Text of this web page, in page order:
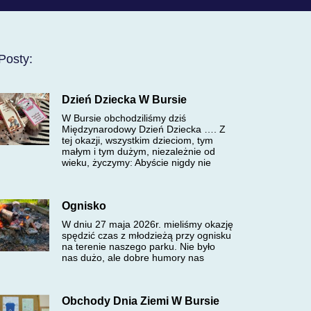
Dzień Dziecka W Bursie
W Bursie obchodziliśmy dziś
Międzynarodowy Dzień Dziecka …. Z
tej okazji, wszystkim dzieciom, tym
małym i tym dużym, niezależnie od
wieku, życzymy: Abyście nigdy nie
Ognisko
W dniu 27 maja 2026r. mieliśmy okazję
spędzić czas z młodzieżą przy ognisku
na terenie naszego parku. Nie było
nas dużo, ale dobre humory nas
Obchody Dnia Ziemi W Bursie